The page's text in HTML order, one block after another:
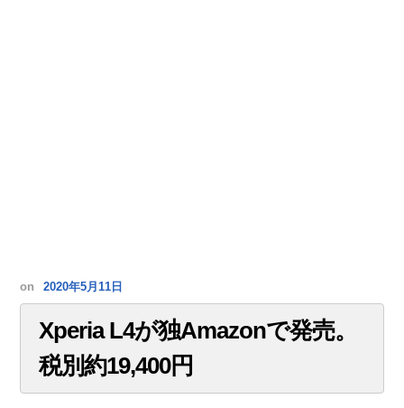
on 2020年5月11日
Xperia L4が独Amazonで発売。
税別約19,400円